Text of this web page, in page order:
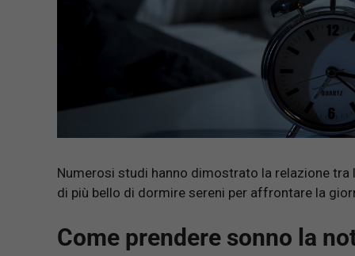
Numerosi studi hanno dimostrato la relazione tra
di più bello di dormire sereni per affrontare la
Come prendere sonno la